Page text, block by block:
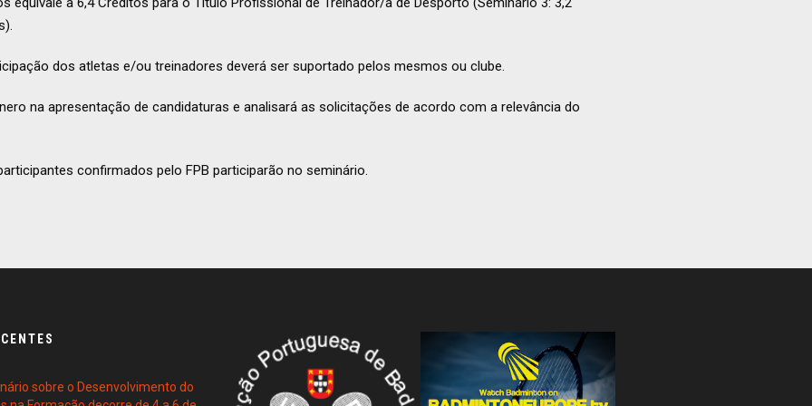
dos atletas e/ou treinadores deverá ser suportado pelos mesmos ou clube.
na apresentação de candidaturas e analisará as solicitações de acordo com a relevância do
confirmados pelo FPB participarão no seminário.
sobre o Desenvolvimento do